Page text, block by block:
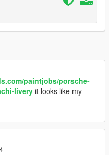
paintjobs/porsche-
livery it looks like my